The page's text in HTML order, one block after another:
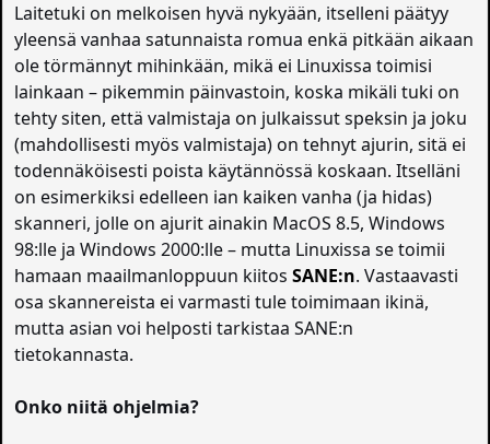
Laitetuki on melkoisen hyvä nykyään, itselleni päätyy
yleensä vanhaa satunnaista romua enkä pitkään aikaan
ole törmännyt mihinkään, mikä ei Linuxissa toimisi
lainkaan – pikemmin päinvastoin, koska mikäli tuki on
tehty siten, että valmistaja on julkaissut speksin ja joku
(mahdollisesti myös valmistaja) on tehnyt ajurin, sitä ei
todennäköisesti poista käytännössä koskaan. Itselläni
on esimerkiksi edelleen ian kaiken vanha (ja hidas)
skanneri, jolle on ajurit ainakin MacOS 8.5, Windows
98:lle ja Windows 2000:lle – mutta Linuxissa se toimii
hamaan maailmanloppuun kiitosSANE:n. Vastaavasti
osa skannereista ei varmasti tule toimimaan ikinä,
mutta asian voi helposti tarkistaa SANE:n
tietokannasta.
Onko niitä ohjelmia?